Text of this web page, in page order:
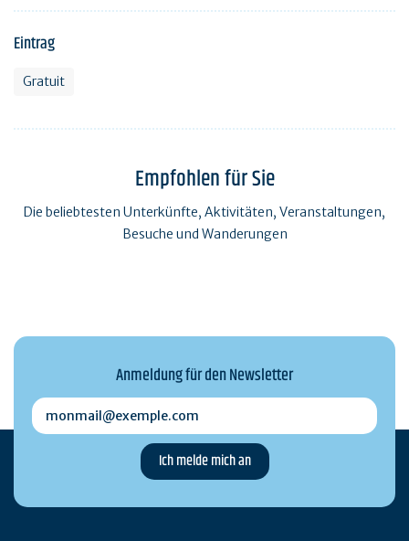
Eintrag
Gratuit
Empfohlen für Sie
Die beliebtesten Unterkünfte, Aktivitäten, Veranstaltungen,
Besuche und Wanderungen
Anmeldung für den Newsletter
monmail@exemple.com